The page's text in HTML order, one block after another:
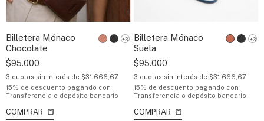
Billetera Mónaco
Chocolate
+3
$95.000
3 cuotas sin interés de $31.666,67
15% de descuento pagando con
Transferencia o depósito bancario
COMPRAR
Billetera Mónaco
Suela
+3
$95.000
3 cuotas sin interés de $31.666,67
15% de descuento pagando con
Transferencia o depósito bancario
COMPRAR